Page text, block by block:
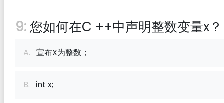
9:您如何在C ++中声明整数变量x？
A. 宣布X为整数；
B. int x;